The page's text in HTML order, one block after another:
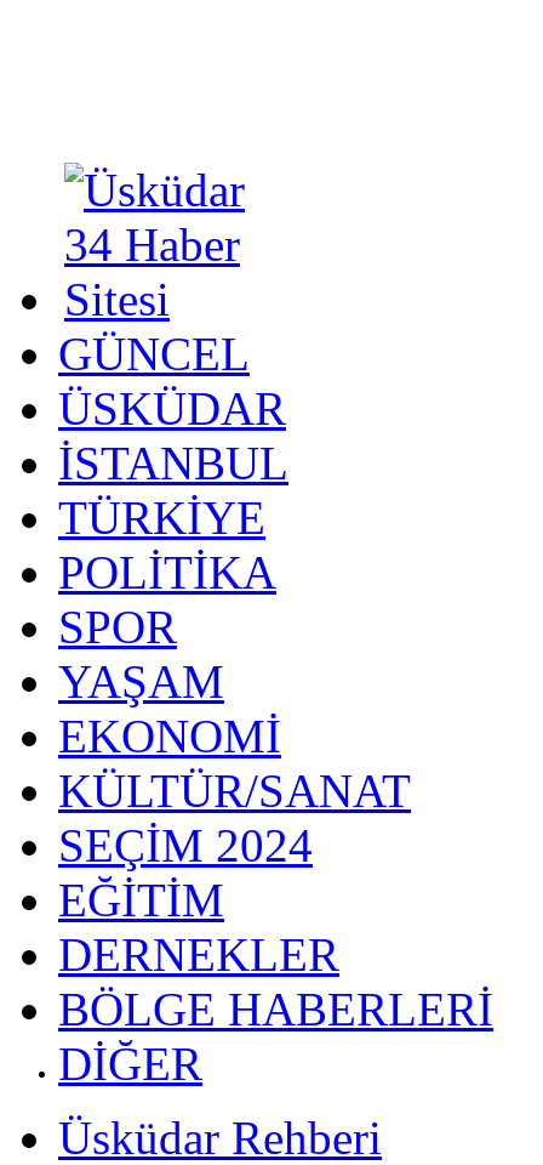
GÜNCEL
ÜSKÜDAR
İSTANBUL
TÜRKİYE
POLİTİKA
SPOR
YAŞAM
EKONOMİ
KÜLTÜR/SANAT
SEÇİM 2024
EĞİTİM
DERNEKLER
BÖLGE HABERLERİ
DİĞER
Üsküdar Rehberi